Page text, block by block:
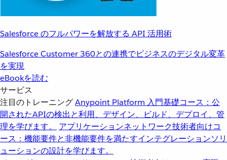
Salesforce のフルパワーを解放する API 活用術
Salesforce Customer 360との連携でビジネスのデジタル変革
を実現
eBookを読む
サービス
注目のトレーニングAnypoint Platform 入門基礎コース：公
開されたAPIの検出と利用、デザイン、ビルド、デプロイ、管
理を学びます。
アプリケーションネットワーク技術者向けコ
ース：機能要件と非機能要件を満たすインテグレーションソリ
ューションの設計を学びます。